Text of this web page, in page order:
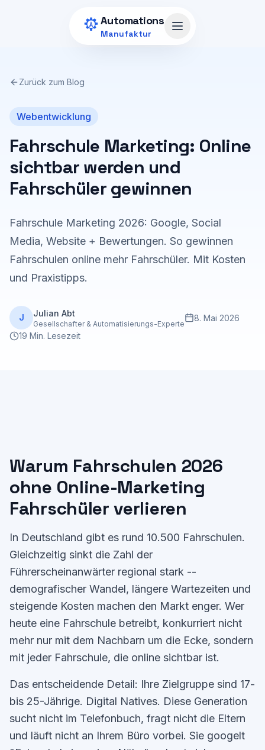
Automations
Manufaktur Menü öffnen
Zurück zum Blog
Webentwicklung
Fahrschule Marketing: Online
sichtbar werden und
Fahrschüler gewinnen
Fahrschule Marketing 2026: Google, Social
Media, Website + Bewertungen. So gewinnen
Fahrschulen online mehr Fahrschüler. Mit Kosten
und Praxistipps.
J Julian Abt
Gesellschafter & Automatisierungs-Experte
8. Mai 2026
19 Min. Lesezeit
Warum Fahrschulen 2026
ohne Online-Marketing
Fahrschüler verlieren
In Deutschland gibt es rund 10.500 Fahrschulen.
Gleichzeitig sinkt die Zahl der
Führerscheinanwärter regional stark --
demografischer Wandel, längere Wartezeiten und
steigende Kosten machen den Markt enger. Wer
heute eine Fahrschule betreibt, konkurriert nicht
mehr nur mit dem Nachbarn um die Ecke, sondern
mit jeder Fahrschule, die online sichtbar ist.
Das entscheidende Detail: Ihre Zielgruppe sind 17-
bis 25-Jährige. Digital Natives. Diese Generation
sucht nicht im Telefonbuch, fragt nicht die Eltern
und läuft nicht an Ihrem Büro vorbei. Sie googelt